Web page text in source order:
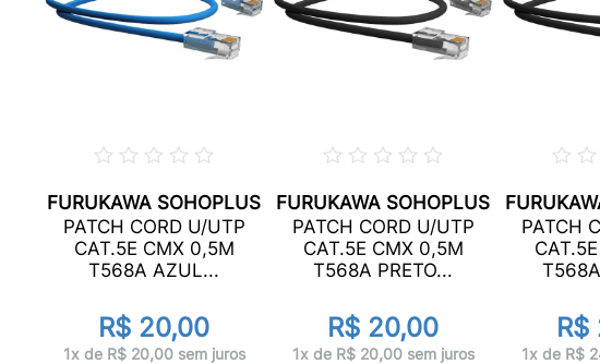
FURUKAWA SOHOPLUS
PATCH CORD U/UTP
CAT.5E CMX 0,5M
T568A AZUL...
R$ 20,00
1x de R$ 20,00 sem juros
FURUKAWA SOHOPLUS
PATCH CORD U/UTP
CAT.5E CMX 0,5M
T568A PRETO...
R$ 20,00
1x de R$ 20,00 sem juros
PATCH
R$
1x de R$